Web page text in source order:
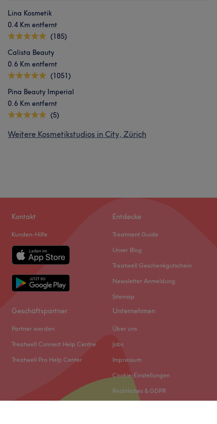
Lina Kosmetik
0.4 Km entfernt
(185)
Calista Beauty
0.6 Km entfernt
(1051)
Pina Beauty Imperial
0.6 Km entfernt
(5)
Weitere Kosmetikstudios in City, Zürich
Kontakt
Kunden-Hilfe
Entdecke
Treatment Guide
Unser Blog
Treatwell Geschenkgutschein
Newsletter Anmeldung
Sitemap
Geschäftspartner
Partner werden
Treatwell Connect Help Centre
Treatwell Pro Help Center
Unternehmen
Über uns
Jobs
Impressum
Cookie-Einstellungen
Rechtliches & GDPR